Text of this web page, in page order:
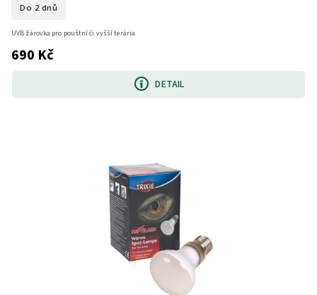
Do 2 dnů
690 Kč
DETAIL
UVB žárovka pro pouštní či vyšší terária